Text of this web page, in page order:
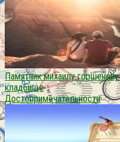
Памятник михаилу
кладбище
Достопримечательности